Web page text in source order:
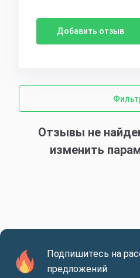
Отзывы не
изменить
Добавить отзыв
Подпишитесь на
предложений